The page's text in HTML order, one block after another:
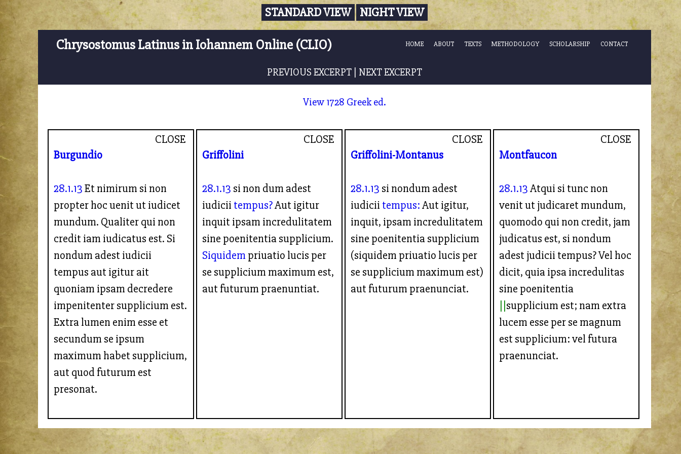
STANDARD VIEW NIGHT VIEW
Chrysostomus Latinus in Iohannem Online (CLIO) HOME ABOUT TEXTS METHODOLOGY SCHOLARSHIP CONTACT
PREVIOUS EXCERPT NEXT EXCERPT
View 1728 Greek ed.
CLOSE
Burgundio
28.1.13Et nimirum si non
propter hoc uenit ut iudicet
mundum. Qualiter qui non
credit iam iudicatus est. Si
nondum adest iudicii
tempus aut igitur ait
quoniam ipsam decredere
impenitenter supplicium est.
Extra lumen enim esse et
secundum se ipsum
maximum habet supplicium,
aut quod futurum est
presonat.
CLOSE
Griffolini
28.1.13 si non dum adest
iudicii tempus?Aut igitur
inquit ipsam incredulitatem
sine poenitentia supplicium.
Siquidem priuatio lucis per
se supplicium maximum est,
aut futurum praenuntiat.
CLOSE
Griffolini-Montanus
28.1.13 si nondum adest
iudicii tempus:Aut igitur,
inquit, ipsam incredulitatem
sine poenitentia supplicium
(siquidem priuatio lucis per
se supplicium maximum est)
aut futurum praenunciat.
CLOSE
Montfaucon
28.1.13Atqui si tunc non
venit ut judicaret mundum,
quomodo qui non credit, jam
judicatus est, si nondum
adest judicii tempus? Vel hoc
dicit, quia ipsa incredulitas
sine poenitentia
supplicium est; nam extra
lucem esse per se magnum
est supplicium: vel futura
praenunciat.